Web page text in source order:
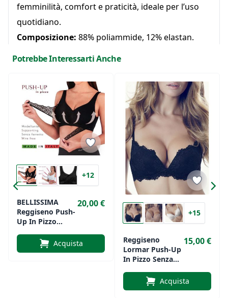
femminilità, comfort e praticità, ideale per l’uso
quotidiano.
Composizione: 88% poliammide, 12% elastan.
Potrebbe Interessarti Anche
+12
BELLISSIMA
Reggiseno Push-
Up In Pizzo
Art.147
20,00 €
Acquista
+15
Reggiseno
Lormar Push-Up
In Pizzo Senza
15,00 €
Acquista